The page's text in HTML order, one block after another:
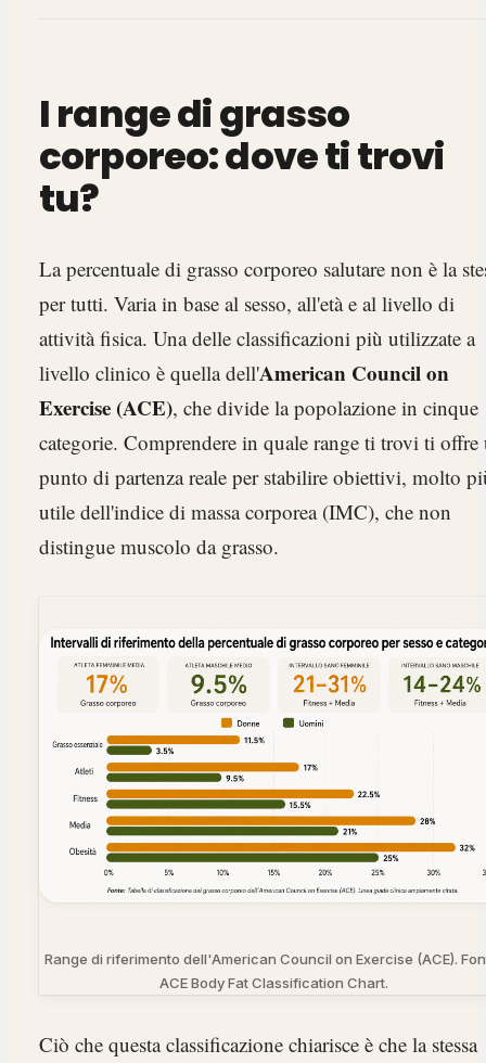
I range di grasso
corporeo: dove ti trovi
tu?
La percentuale di grasso corporeo salutare non è la
per tutti. Varia in base al sesso, all'età e al livello di
attività fisica. Una delle classificazioni più utilizzate a
livello clinico è quella dell'American Council on
Exercise (ACE), che divide la popolazione in cinque
categorie. Comprendere in quale range ti trovi ti offre
punto di partenza reale per stabilire obiettivi, molto
utile dell'indice di massa corporea (IMC), che non
distingue muscolo da grasso.
Range di riferimento dell'American Council on Exercise (ACE).
ACE Body Fat Classification Chart.
Ciò che questa classificazione chiarisce è che la stessa